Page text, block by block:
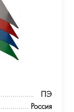
ПЭ
Россия